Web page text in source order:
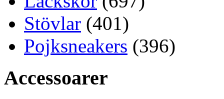
Stövlar (401)
Pojksneakers (396)
Accessoarer